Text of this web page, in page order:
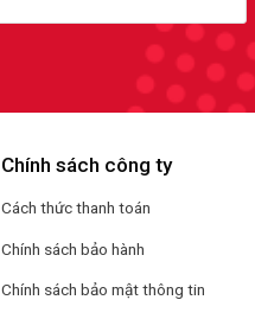
Chính sách công ty
Cách thức thanh toán
Chính sách bảo hành
Chính sách bảo mật thông tin